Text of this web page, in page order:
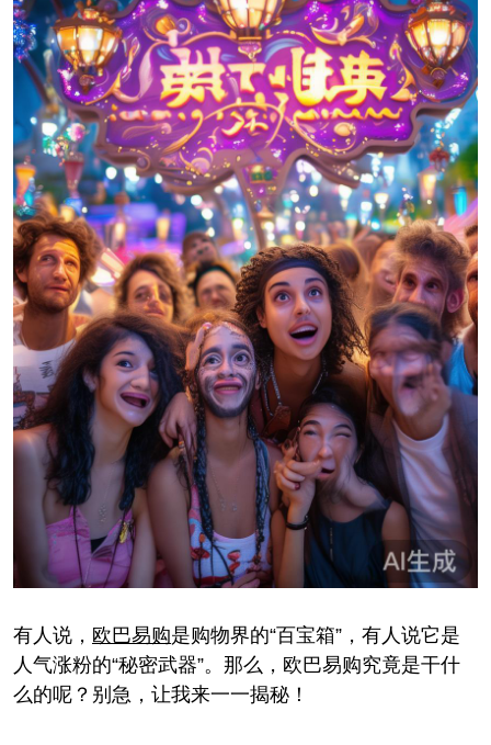
有人说， 欧巴易购是购物界的“百宝箱”，有人说它是
人气涨粉的“秘密武器”。那么，欧巴易购究竟是干什
么的呢？别急，让我来一一揭秘！